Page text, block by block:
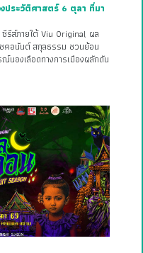
ประวัติศาสตร์ 6 ตุลา ที่มา
รีส์ภายใต้ Viu Original ผล
ชคอนันต์ สกุลธรรม ชวนย้อน
นองเลือดทางการเมืองผลักดัน